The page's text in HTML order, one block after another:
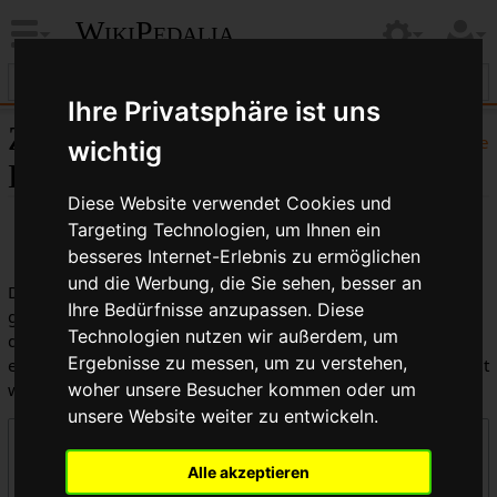
Ihre Privatsphäre ist uns
wichtig
Diese Website verwendet Cookies und
Targeting Technologien, um Ihnen ein
besseres Internet-Erlebnis zu ermöglichen
und die Werbung, die Sie sehen, besser an
Ihre Bedürfnisse anzupassen. Diese
Technologien nutzen wir außerdem, um
Ergebnisse zu messen, um zu verstehen,
woher unsere Besucher kommen oder um
unsere Website weiter zu entwickeln.
Alle akzeptieren
WikiPedalia
Hilfe
Zentrale öffentliche
Logbücher
Dies ist die kombinierte Anzeige aller in WikiPedalia
geführten Logbücher. Die Ausgabe kann durch die Auswahl
des Logbuchtyps, des Benutzers oder des Seitentitels
eingeschränkt werden (Groß-/Kleinschreibung muss beachtet
werden).
Logbücher
Zentrale öffentliche Logbücher